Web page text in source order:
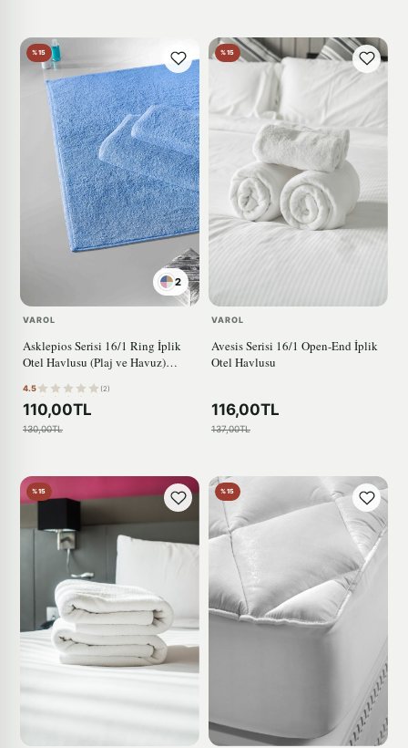
%15
2
VAROL
Asklepios Serisi 16/1 Ring İplik
Otel Havlusu (Plaj ve Havuz)
4.5 (2)
110,00TL
130,00TL
%15
VAROL
Avesis Serisi 16/1 Open-End İplik
Otel Havlusu
116,00TL
137,00TL
%15 %15